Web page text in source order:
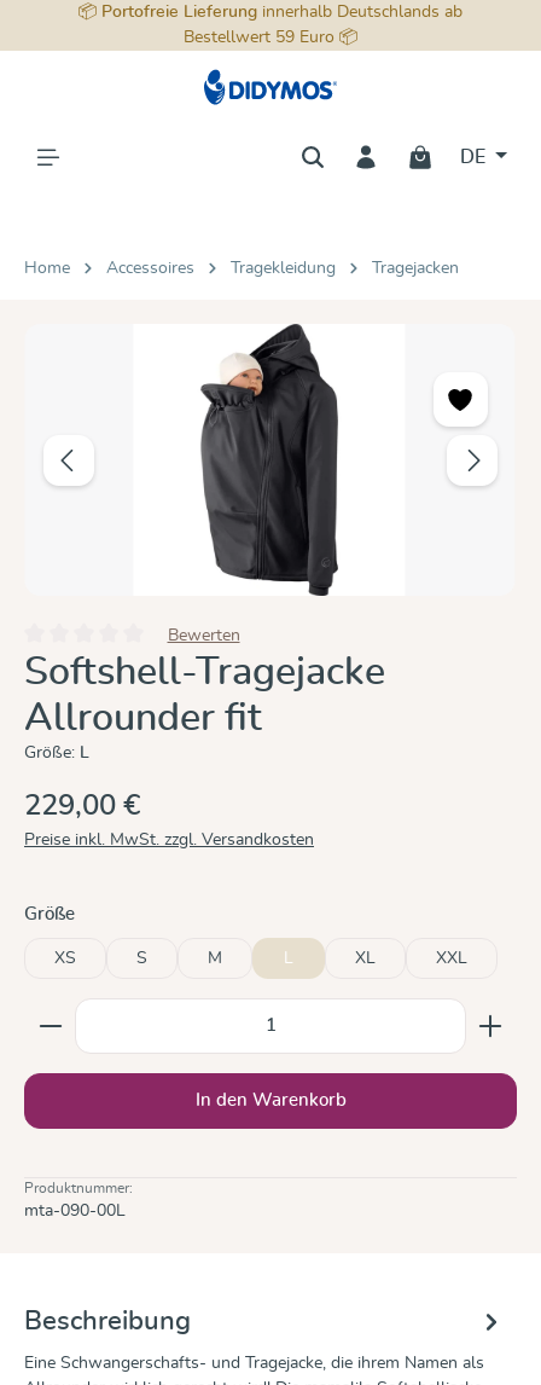
springen
📦 Portofreie Lieferung innerhalb Deutschlands ab
Bestellwert 59 Euro 📦
DE
Home Accessoires Tragekleidung Tragejacken
Durchschnittliche Bewertung von 0 von 5 Sternen
Bewerten
Softshell-Tragejacke
Allrounder fit
Größe: L
229,00 €
Preise inkl. MwSt. zzgl. Versandkosten
Größeauswählen
XS S M L XL XXL
Produkt Anzahl: Gib den gewünschten Wert ein
In den Warenkorb
Produktnummer:
mta-090-00L
Beschreibung
Eine Schwangerschafts- und Tragejacke, die ihrem Namen als